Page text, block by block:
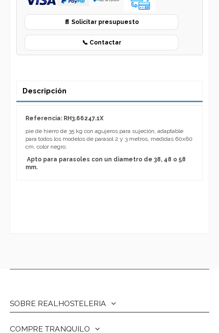
📄 Solicitar presupuesto
📞 Contactar
Descripción
Referencia: RH3.66247.1X
pie de hierro de 35 kg con agujeros para sujeción, adaptable
para todos los modelos de parasol 2 y 3 metros, medidas 60x60
cm, color negro.
Apto para parasoles con un diametro de 38, 48 o 58
mm.
SOBRE REALHOSTELERIA
COMPRE TRANQUILO